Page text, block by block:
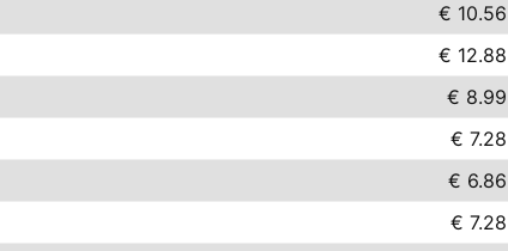
€ 10.56
€ 12.88
€ 8.99
€ 7.28
€ 6.86
€ 7.28